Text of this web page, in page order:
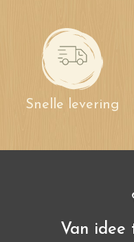
Snelle levering
Van idee